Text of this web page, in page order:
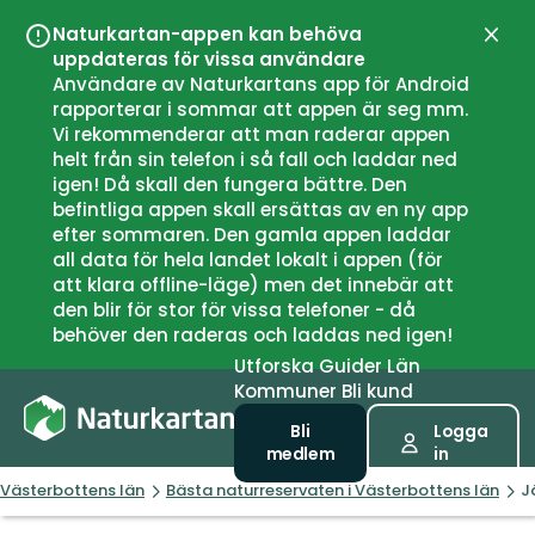
Naturkartan-appen kan behöva
uppdateras för vissa användare
Användare av Naturkartans app för Android
rapporterar i sommar att appen är seg mm.
Vi rekommenderar att man raderar appen
helt från sin telefon i så fall och laddar ned
igen! Då skall den fungera bättre. Den
befintliga appen skall ersättas av en ny app
efter sommaren. Den gamla appen laddar
all data för hela landet lokalt i appen (för
att klara offline-läge) men det innebär att
den blir för stor för vissa telefoner - då
behöver den raderas och laddas ned igen!
UtforskaGuiderLän
Kommuner Bli kund
Bli
medlem
Logga
in
Västerbottens län Bästa naturreservaten i Västerbottens län